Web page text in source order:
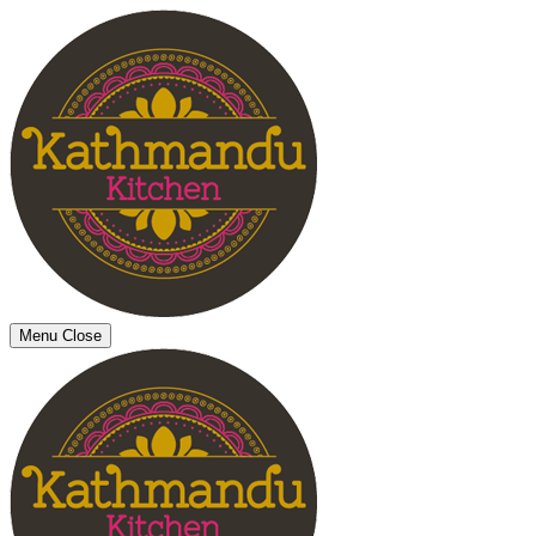
Menu Close